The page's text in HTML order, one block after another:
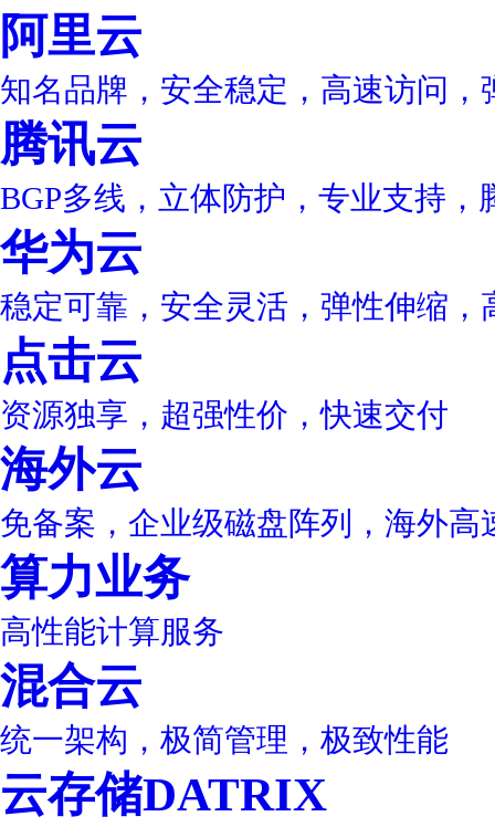
阿里云
知名品牌，安全稳定，高速访问，
腾讯云
BGP多线，立体防护，专业支持，
华为云
稳定可靠，安全灵活，弹性伸缩，
点击云
资源独享，超强性价，快速交付
海外云
免备案，企业级磁盘阵列，海外高
算力业务
高性能计算服务
混合云
统一架构，极简管理，极致性能
云存储DATRIX